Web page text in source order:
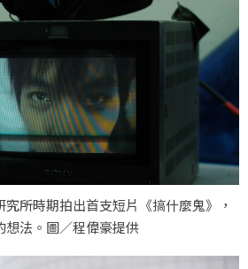
所時期拍出首支短片《搞什麼鬼》，
想法。圖／程偉豪提供